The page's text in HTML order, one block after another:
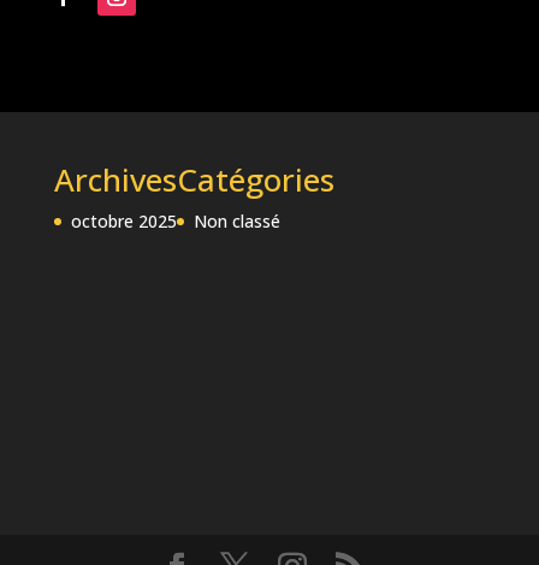
Archives
octobre 2025
Catégories
Non classé